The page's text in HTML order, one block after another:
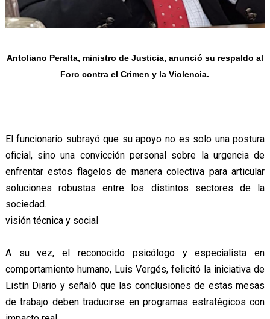
Antoliano Peralta, ministro de Justicia, anunció su respaldo al
Foro contra el Crimen y la Violencia.
El funcionario subrayó que su apoyo no es solo una postura
oficial, sino una convicción personal sobre la urgencia de
enfrentar estos flagelos de manera colectiva para articular
soluciones robustas entre los distintos sectores de la
sociedad.
visión técnica y social
A su vez, el reconocido psicólogo y especialista en
comportamiento humano, Luis Vergés, felicitó la iniciativa de
Listín Diario y señaló que las conclusiones de estas mesas
de trabajo deben traducirse en programas estratégicos con